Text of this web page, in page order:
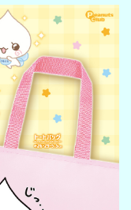
ツクラ
ブのカ
プセル
トイの
Xはこ
ちら
ラブ
カプセ
ルトイ
メーカ
ーの人
（公
式）のI
nstag